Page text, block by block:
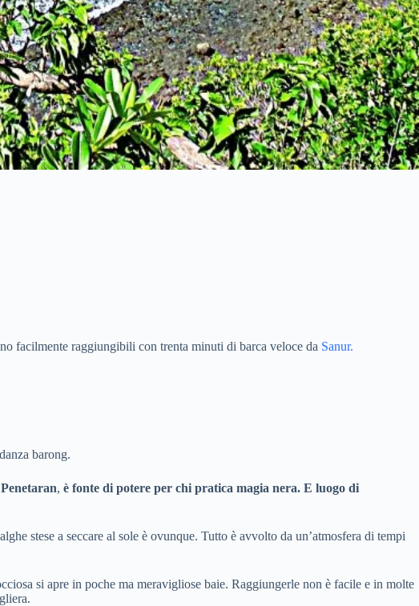
facilmente raggiungibili con trenta minuti di barca veloce da Sanur.
barong.
, è fonte di potere per chi pratica magia nera. E luogo di
stese a seccare al sole è ovunque. Tutto è avvolto da un’atmosfera di tempi
si apre in poche ma meravigliose baie. Raggiungerle non è facile e in molte